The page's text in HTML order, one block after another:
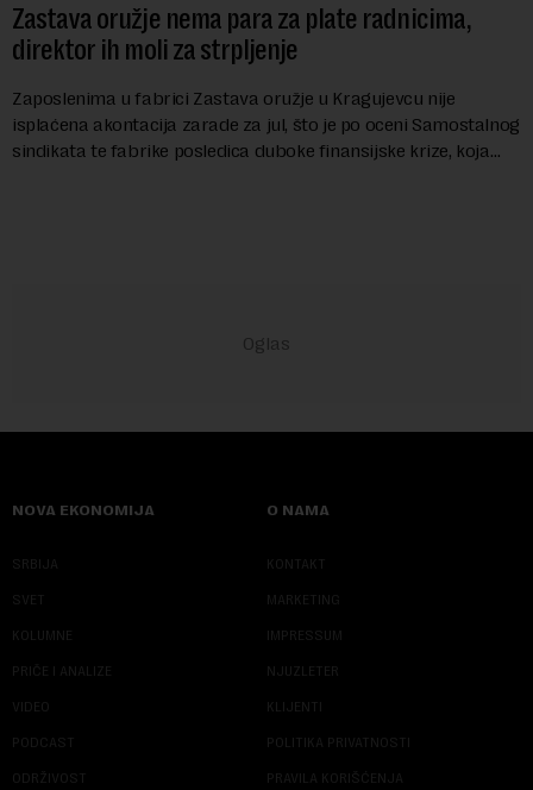
Zastava oružje nema para za plate radnicima,
direktor ih moli za strpljenje
Zaposlenima u fabrici Zastava oružje u Kragujevcu nije
isplaćena akontacija zarade za jul, što je po oceni Samostalnog
sindikata te fabrike posledica duboke finansijske krize, koja
NOVA EKONOMIJA
SRBIJA
SVET
KOLUMNE
PRIČE I ANALIZE
VIDEO
PODCAST
ODRŽIVOST
O NAMA
KONTAKT
MARKETING
IMPRESSUM
NJUZLETER
KLIJENTI
POLITIKA PRIVATNOSTI
PRAVILA KORIŠĆENJA